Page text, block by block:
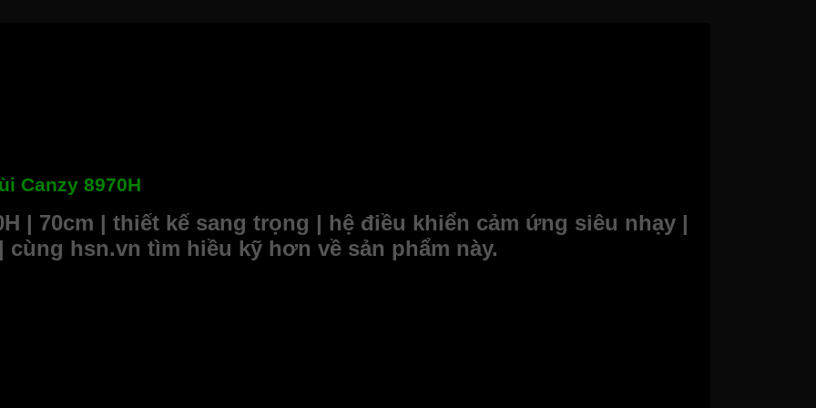
Canzy 8970H
| 70cm | thiết kế sang trọng | hệ điều khiển cảm ứng siêu nhạy |
hsn.vn tìm hiều kỹ hơn về sản phẩm này.
inox và kính cường lực máy có tính chịu nhiệt, chịu lực rất cao. Khách hàng có thể hoàn toàn yên tâm về
đẹp mắt.
hầu hết các bếp đều có kích thước tương xứng. Máy phù hợp với những không gian rộng rãi sẽ tăng thêm
bằng chất liệu inox và kính cường lực tăng độ bền cho máy và độ an toàn cho người sử dụng.